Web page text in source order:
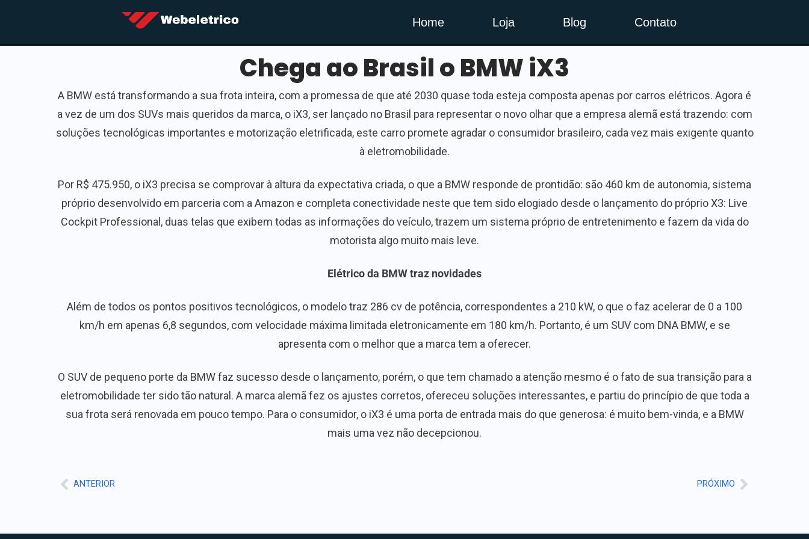
Home Loja Blog Contato
Chega ao Brasil o BMW iX3
A BMW está transformando a sua frota inteira, com a promessa de que até 2030 quase toda esteja composta apenas por carros elétricos. Agora é
a vez de um dos SUVs mais queridos da marca, o iX3, ser lançado no Brasil para representar o novo olhar que a empresa alemã está trazendo: com
soluções tecnológicas importantes e motorização eletrificada, este carro promete agradar o consumidor brasileiro, cada vez mais exigente quanto
à eletromobilidade.
Por R$ 475.950, o iX3 precisa se comprovar à altura da expectativa criada, o que a BMW responde de prontidão: são 460 km de autonomia, sistema
próprio desenvolvido em parceria com a Amazon e completa conectividade neste que tem sido elogiado desde o lançamento do próprio X3: Live
Cockpit Professional, duas telas que exibem todas as informações do veículo, trazem um sistema próprio de entretenimento e fazem da vida do
motorista algo muito mais leve.
Elétrico da BMW traz novidades
Além de todos os pontos positivos tecnológicos, o modelo traz 286 cv de potência, correspondentes a 210 kW, o que o faz acelerar de 0 a 100
km/h em apenas 6,8 segundos, com velocidade máxima limitada eletronicamente em 180 km/h. Portanto, é um SUV com DNA BMW, e se
apresenta com o melhor que a marca tem a oferecer.
O SUV de pequeno porte da BMW faz sucesso desde o lançamento, porém, o que tem chamado a atenção mesmo é o fato de sua transição para a
eletromobilidade ter sido tão natural. A marca alemã fez os ajustes corretos, ofereceu soluções interessantes, e partiu do princípio de que toda a
sua frota será renovada em pouco tempo. Para o consumidor, o iX3 é uma porta de entrada mais do que generosa: é muito bem-vinda, e a BMW
mais uma vez não decepcionou.
ANTERIOR PRÓXIMO